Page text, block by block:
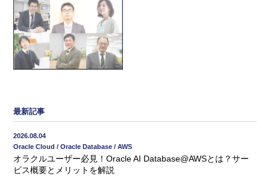
最新記事
2026.08.04
Oracle Cloud / Oracle Database / AWS
オラクルユーザー必見！Oracle AI Database@AWSとは？サー
ビス概要とメリットを解説